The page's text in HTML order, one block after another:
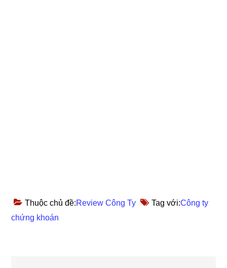
Thuộc chủ đề:Review Công Ty Tag với:Công ty
chứng khoán